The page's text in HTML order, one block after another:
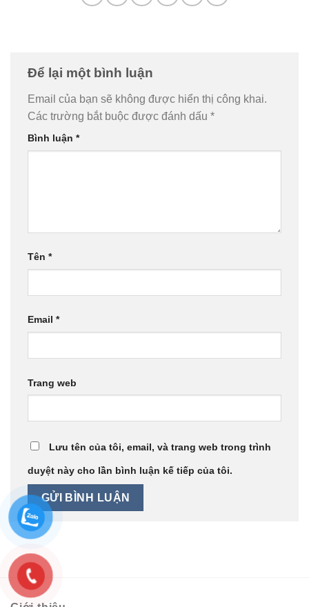
Để lại một bình luận
Email của bạn sẽ không được hiển thị công khai.
Các trường bắt buộc được đánh dấu *
Bình luận *
Tên *
Email *
Trang web
Lưu tên của tôi, email, và trang web trong trình
duyệt này cho lần bình luận kế tiếp của tôi.